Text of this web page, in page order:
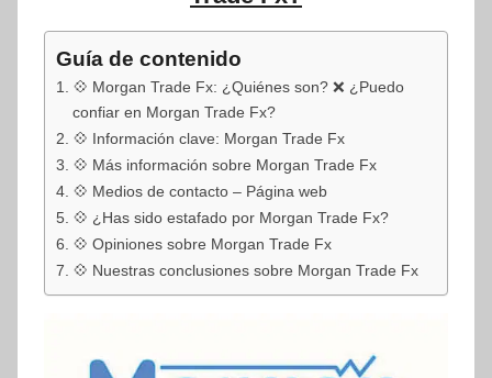
Guía de contenido
💠 Morgan Trade Fx: ¿Quiénes son? ❌ ¿Puedo
confiar en Morgan Trade Fx?
💠 Información clave: Morgan Trade Fx
💠 Más información sobre Morgan Trade Fx
💠 Medios de contacto – Página web
💠 ¿Has sido estafado por Morgan Trade Fx?
💠 Opiniones sobre Morgan Trade Fx
💠 Nuestras conclusiones sobre Morgan Trade Fx